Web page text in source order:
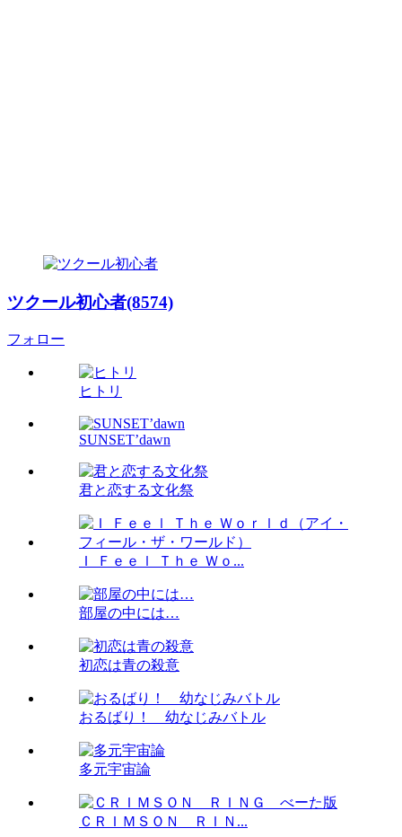
ツクール初心者(8574)
フォロー
ヒトリ
SUNSET’dawn
君と恋する文化祭
Ｉ Ｆｅｅｌ Ｔｈｅ Ｗｏ...
部屋の中には…
初恋は青の殺意
おるばり！ 幼なじみバトル
多元宇宙論
ＣＲＩＭＳＯＮ ＲＩＮ...